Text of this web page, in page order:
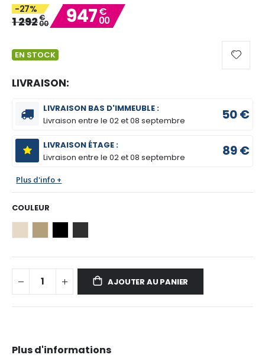
the
images
-27%
1 292€
00 947€
00
EN STOCK
LIVRAISON:
LIVRAISON BAS D'IMMEUBLE :
Livraison entre le02 et 08 septembre 50 €
LIVRAISON ÉTAGE :
Livraison entre le02 et 08 septembre 89 €
Plus d'info +
COULEUR
AJOUTER AU PANIER
Plus d'informations